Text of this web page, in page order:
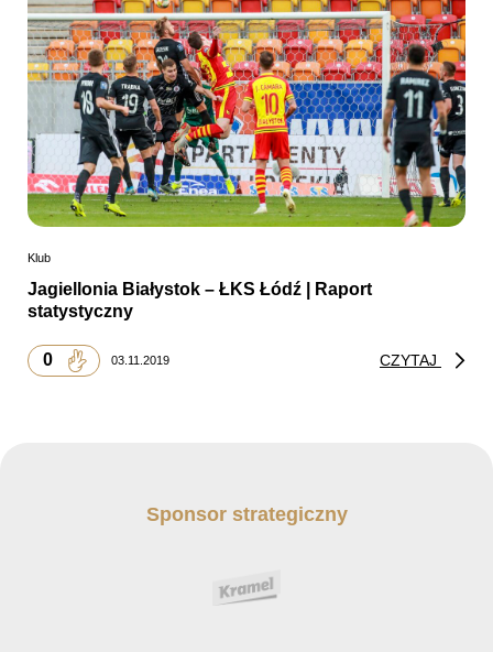
Klub
Jagiellonia Białystok – ŁKS Łódź | Raport
statystyczny
0 03.11.2019 CZYTAJ
Sponsor strategiczny